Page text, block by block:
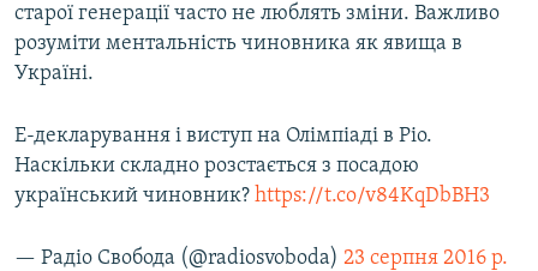
старої генерації часто не люблять зміни. Важливо
розуміти ментальність чиновника як явища в
Україні.
Е-декларування і виступ на Олімпіаді в Ріо.
Наскільки складно розстається з посадою
український чиновник? https://t.co/v84KqDbBH3
— Радіо Свобода (@radiosvoboda) 23 серпня 2016 р.